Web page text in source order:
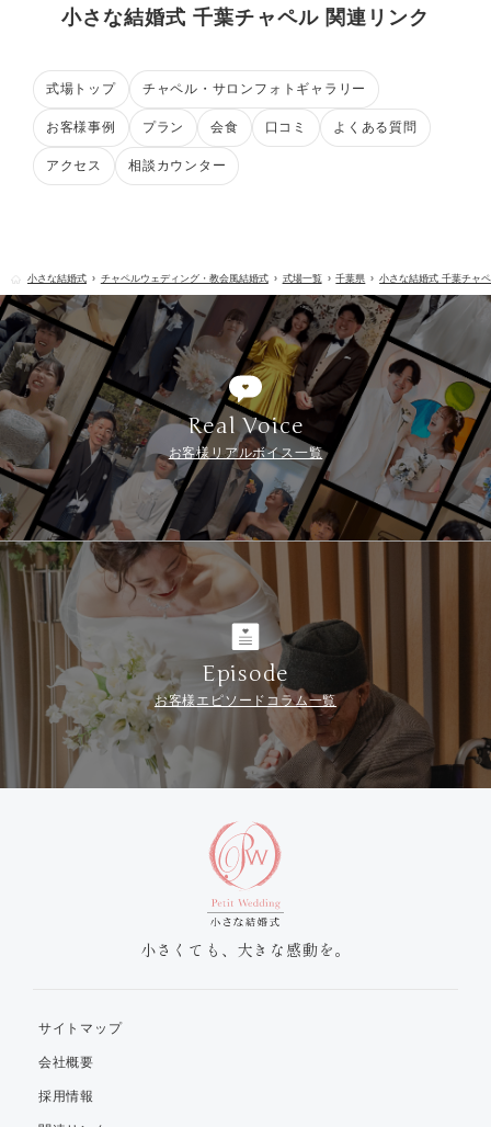
小さな結婚式 千葉チャペル 関連リンク
式場トップ チャペル・サロンフォトギャラリー
お客様事例 プラン 会食 口コミ よくある質問
アクセス 相談カウンター
小さな結婚式 チャペルウェディング・教会風結婚式 式場一覧 千葉県 小さな結婚式 千葉チャ
Real Voice
お客様リアルボイス一覧
Episode
お客様エピソードコラム一覧
小さくても、大きな感動を。
サイトマップ
会社概要
採用情報